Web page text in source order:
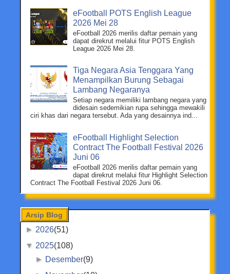
eFootball POTS English League
2026 Mei 28
eFootball 2026 merilis daftar pemain yang
dapat direkrut melalui fitur POTS English
League 2026 Mei 28.
Tiga Negara Asia Tenggara Yang
Menampilkan Burung Sebagai
Lambang Negaranya
Setiap negara memiliki lambang negara yang
didesain sedemikian rupa sehingga mewakili
ciri khas dari negara tersebut. Ada yang desainnya ind...
eFootball Highlight Selection
Contract The Football Festival 2026
Juni 06
eFootball 2026 merilis daftar pemain yang
dapat direkrut melalui fitur Highlight Selection
Contract The Football Festival 2026 Juni 06.
Arsip Blog
► 2026(51)
▼ 2025(108)
► Desember(9)